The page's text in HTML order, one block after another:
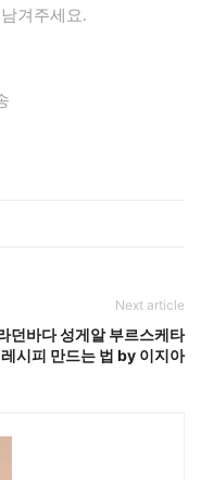
겨주세요.
Next article
던바다 성게알 부르스케타
레시피 만드는 법 by 이지아